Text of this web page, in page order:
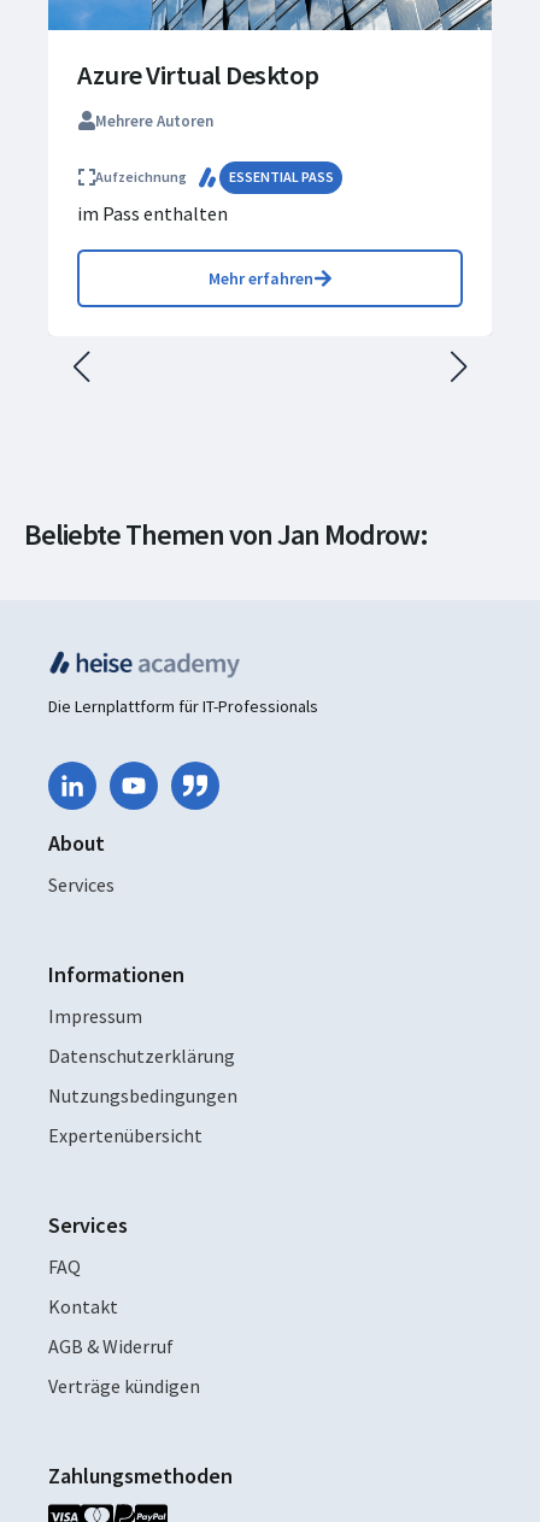
Azure Virtual Desktop
Mehrere Autoren
Aufzeichnung ESSENTIAL PASS
im Pass enthalten
Mehr erfahren
Beliebte Themen von Jan Modrow:
Systeme
Die Lernplattform für IT-Professionals
About
Services
Informationen
Impressum
Datenschutzerklärung
Nutzungsbedingungen
Expertenübersicht
Services
FAQ
Kontakt
AGB & Widerruf
Verträge kündigen
Zahlungsmethoden